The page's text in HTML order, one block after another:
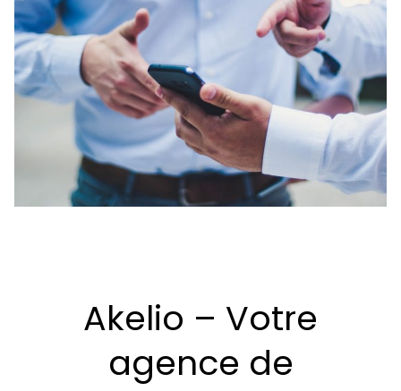
Akelio – Votre
agence de